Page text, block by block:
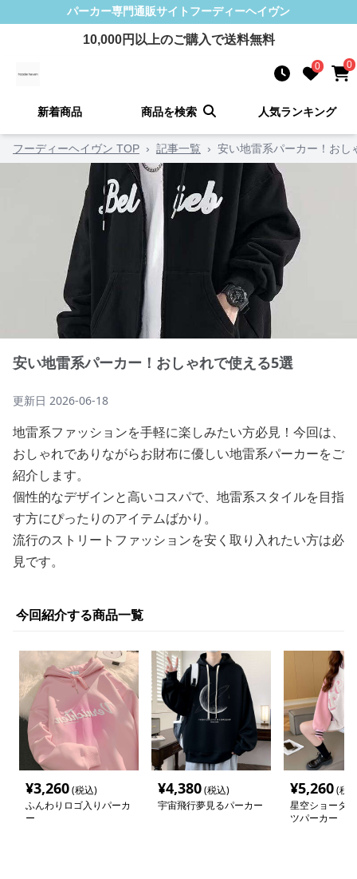
パーカー専門通販サイト フーディーヘイヴン
10,000円以上のご購入で送料無料
0 0
新着商品 商品を検索 人気ランキング
フーディーヘイヴン TOP › 記事一覧 › 安い地雷系パーカー！おし
安い地雷系パーカー！おしゃれで使える5選
更新日 2026-06-18
地雷系ファッションを手軽に楽しみたい方必見！今回は、
おしゃれでありながらお財布に優しい地雷系パーカーをご
紹介します。
個性的なデザインと高いコスパで、地雷系スタイルを目指
す方にぴったりのアイテムばかり。
流行のストリートファッションを安く取り入れたい方は必
見です。
今回紹介する商品一覧
¥3,260(税込)
ふんわりロゴ入りパーカ
ー
¥4,380(税込)
宇宙飛行夢見るパーカー
¥5,260(税
星空ショータ
ツパーカー